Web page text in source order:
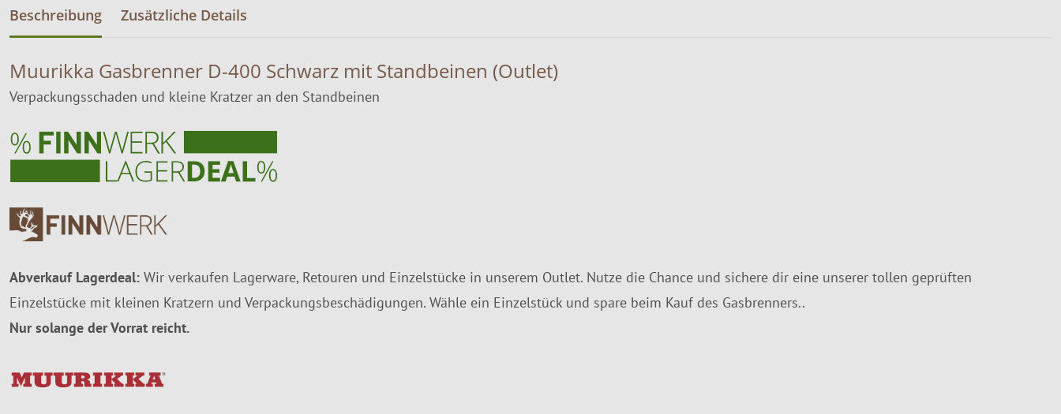
Beschreibung Zusätzliche Details
Muurikka Gasbrenner D-400 Schwarz mit Standbeinen (Outlet)
Verpackungsschaden und kleine Kratzer an den Standbeinen
Abverkauf Lagerdeal: Wir verkaufen Lagerware, Retouren und Einzelstücke in unserem Outlet. Nutze die Chance und sichere dir eine unserer tollen geprüften
Einzelstücke mit kleinen Kratzern und Verpackungsbeschädigungen. Wähle ein Einzelstück und spare beim Kauf des Gasbrenners..
Nur solange der Vorrat reicht.